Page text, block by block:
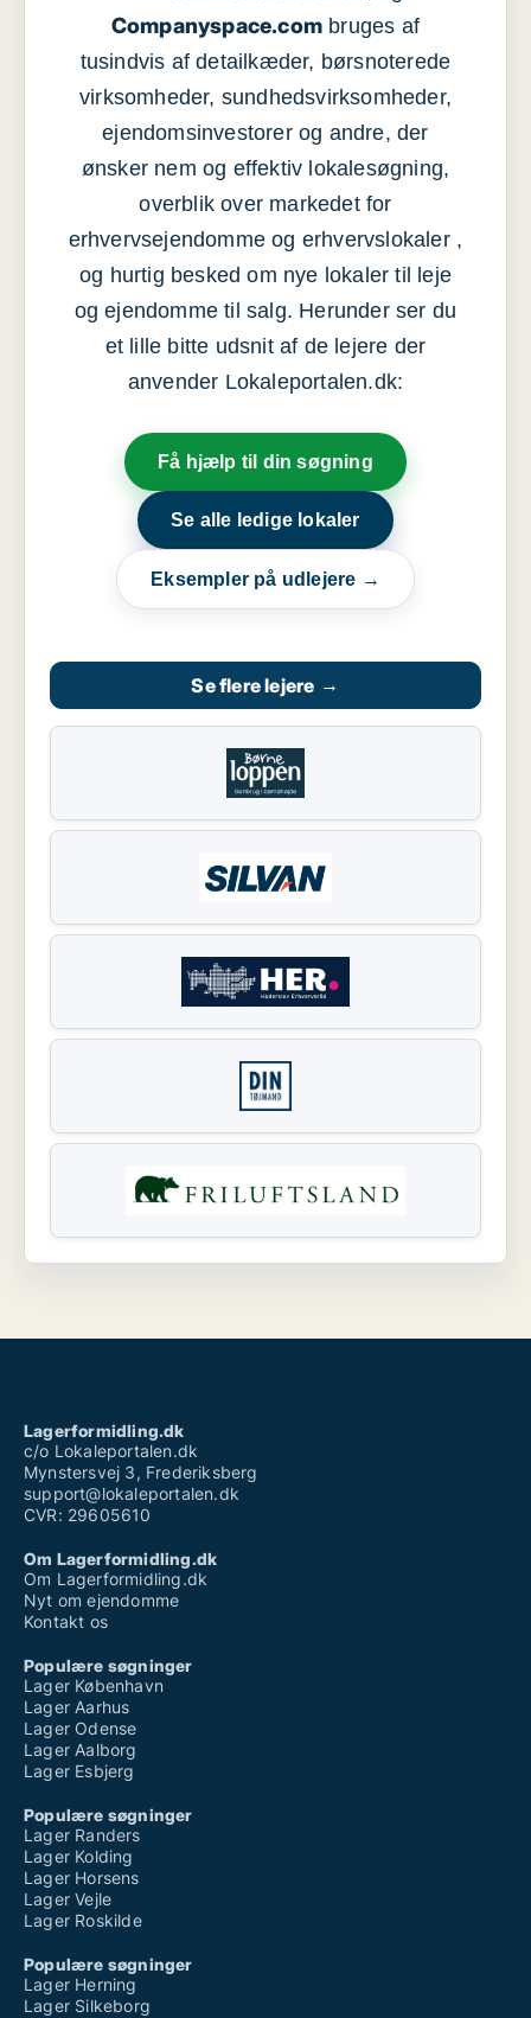
Companyspace.com bruges af
tusindvis af detailkæder, børsnoterede
virksomheder, sundhedsvirksomheder,
ejendomsinvestorer og andre, der
ønsker nem og effektiv lokalesøgning,
overblik over markedet for
erhvervsejendomme og erhvervslokaler ,
og hurtig besked om nye lokaler til leje
og ejendomme til salg. Herunder ser du
et lille bitte udsnit af de lejere der
anvender Lokaleportalen.dk:
Få hjælp til din søgning
Se alle ledige lokaler
Eksempler på udlejere →
Se flere lejere →
Lagerformidling.dk
c/o Lokaleportalen.dk
Mynstersvej 3, Frederiksberg
support@lokaleportalen.dk
CVR: 29605610
Om Lagerformidling.dk
Om Lagerformidling.dk
Nyt om ejendomme
Kontakt os
Populære søgninger
Lager København
Lager Aarhus
Lager Odense
Lager Aalborg
Lager Esbjerg
Populære søgninger
Lager Randers
Lager Kolding
Lager Horsens
Lager Vejle
Lager Roskilde
Populære søgninger
Lager Herning
Lager Silkeborg